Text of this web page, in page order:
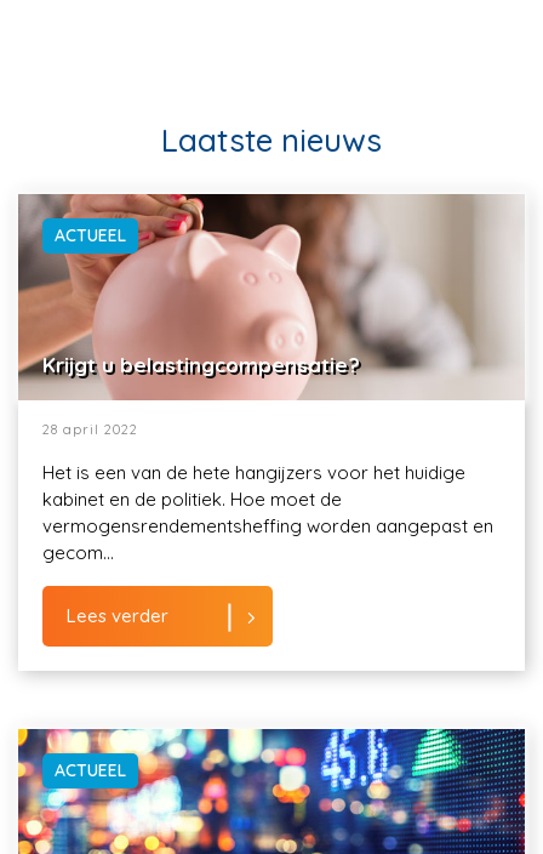
Laatste nieuws
ACTUEEL
Krijgt u belastingcompensatie?
28 april 2022
Het is een van de hete hangijzers voor het huidige
kabinet en de politiek. Hoe moet de
vermogensrendementsheffing worden aangepast en
gecom...
Lees verder
ACTUEEL